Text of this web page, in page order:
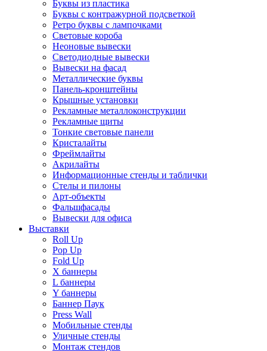
Буквы из пластика
Буквы с контражурной подсветкой
Ретро буквы с лампочками
Световые короба
Неоновые вывески
Светодиодные вывески
Вывески на фасад
Металлические буквы
Панель-кронштейны
Крышные установки
Рекламные металлоконструкции
Рекламные щиты
Тонкие световые панели
Кристалайты
Фреймлайты
Акрилайты
Информационные стенды и таблички
Стелы и пилоны
Арт-объекты
Фальшфасады
Вывески для офиса
Выставки
Roll Up
Pop Up
Fold Up
Х баннеры
L баннеры
Y баннеры
Баннер Паук
Press Wall
Мобильные стенды
Уличные стенды
Монтаж стендов